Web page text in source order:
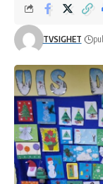
TVSIGHET